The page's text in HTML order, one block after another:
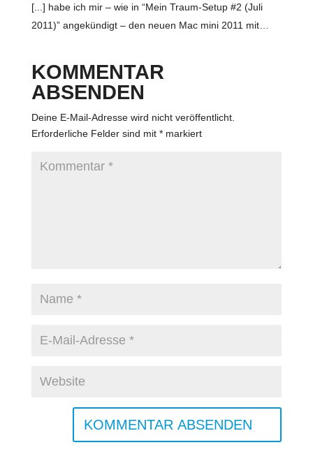
[...] habe ich mir – wie in “Mein Traum-Setup #2 (Juli
2011)” angekündigt – den neuen Mac mini 2011 mit…
KOMMENTAR
ABSENDEN
Deine E-Mail-Adresse wird nicht veröffentlicht.
Erforderliche Felder sind mit *markiert